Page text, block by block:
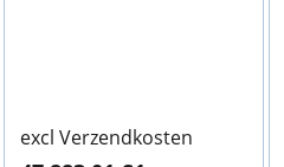
excl Verzendkosten